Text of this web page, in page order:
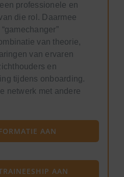
professionele en
die rol. Daarmee
van theorie,
van ervaren
en
tijdens onboarding.
netwerk met andere
AAN
AAN